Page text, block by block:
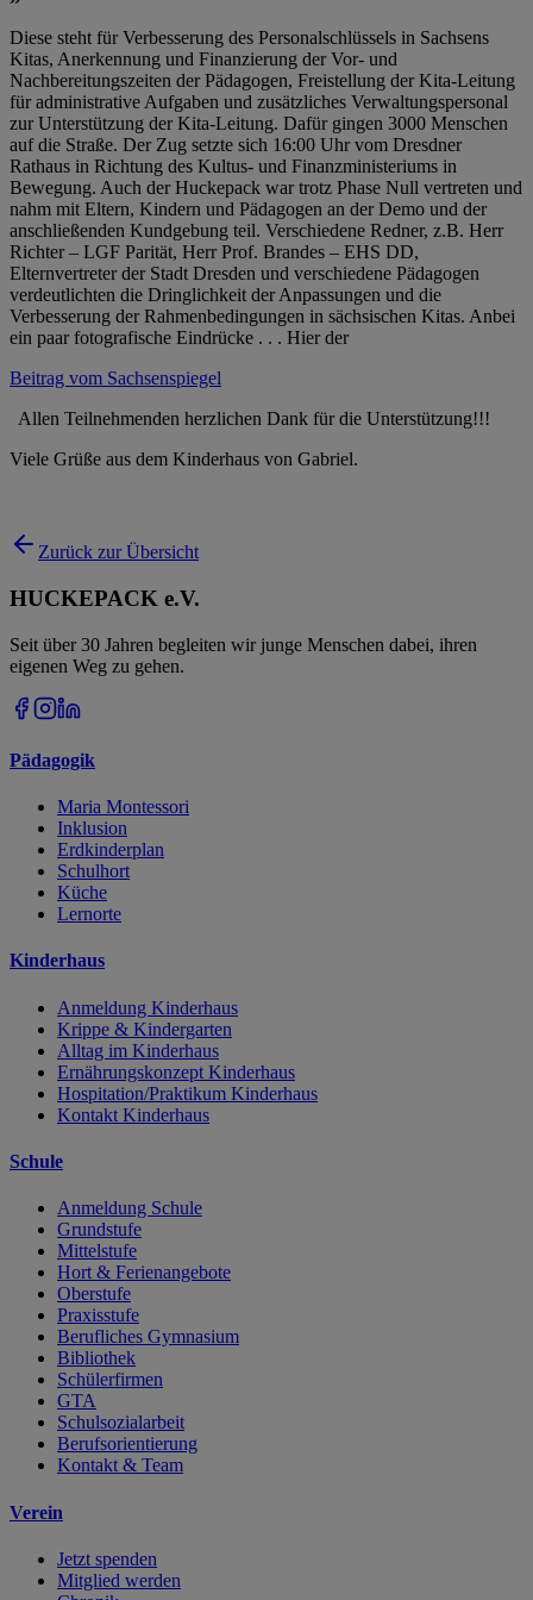
Diese steht für Verbesserung des Personalschlüssels in Sachsens
Kitas, Anerkennung und Finanzierung der Vor- und
Nachbereitungszeiten der Pädagogen, Freistellung der Kita-Leitung
für administrative Aufgaben und zusätzliches Verwaltungspersonal
zur Unterstützung der Kita-Leitung. Dafür gingen 3000 Menschen
auf die Straße. Der Zug setzte sich 16:00 Uhr vom Dresdner
Rathaus in Richtung des Kultus- und Finanzministeriums in
Bewegung. Auch der Huckepack war trotz Phase Null vertreten und
nahm mit Eltern, Kindern und Pädagogen an der Demo und der
anschließenden Kundgebung teil. Verschiedene Redner, z.B. Herr
Richter – LGF Parität, Herr Prof. Brandes – EHS DD,
Elternvertreter der Stadt Dresden und verschiedene Pädagogen
verdeutlichten die Dringlichkeit der Anpassungen und die
Verbesserung der Rahmenbedingungen in sächsischen Kitas. Anbei
ein paar fotografische Eindrücke . . . Hier der
Beitrag vom Sachsenspiegel
Allen Teilnehmenden herzlichen Dank für die Unterstützung!!!
Viele Grüße aus dem Kinderhaus von Gabriel.
Zurück zur Übersicht
HUCKEPACK e.V.
Seit über 30 Jahren begleiten wir junge Menschen dabei, ihren
eigenen Weg zu gehen.
Pädagogik
Maria Montessori
Inklusion
Erdkinderplan
Schulhort
Küche
Lernorte
Kinderhaus
Anmeldung Kinderhaus
Krippe & Kindergarten
Alltag im Kinderhaus
Ernährungskonzept Kinderhaus
Hospitation/Praktikum Kinderhaus
Kontakt Kinderhaus
Schule
Anmeldung Schule
Grundstufe
Mittelstufe
Hort & Ferienangebote
Oberstufe
Praxisstufe
Berufliches Gymnasium
Bibliothek
Schülerfirmen
GTA
Schulsozialarbeit
Berufsorientierung
Kontakt & Team
Verein
Jetzt spenden
Mitglied werden